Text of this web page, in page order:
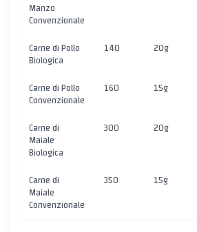
Manzo
Convenzionale
Carne di Pollo
Biologica
140 20g
Carne di Pollo
Convenzionale
160 15g
Carne di
Maiale
Biologica
300 20g
Carne di
Maiale
Convenzionale
350 15g